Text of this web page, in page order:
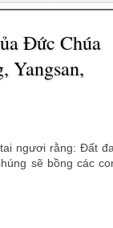
Đức Chúa
Yangsan,
ngươi rằng: Ðất
sẽ bồng các